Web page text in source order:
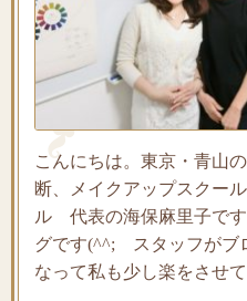
こんにちは。東京・青山
断、メイクアップスクー
ル 代表の海保麻里子で
グです(^^; スタッフがブ
なって私も少し楽をさせ